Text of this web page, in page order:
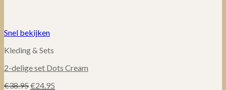
Snel bekijken
Kleding & Sets
2-delige set Dots Cream
€38.95Oorspronkelijke
€24.95